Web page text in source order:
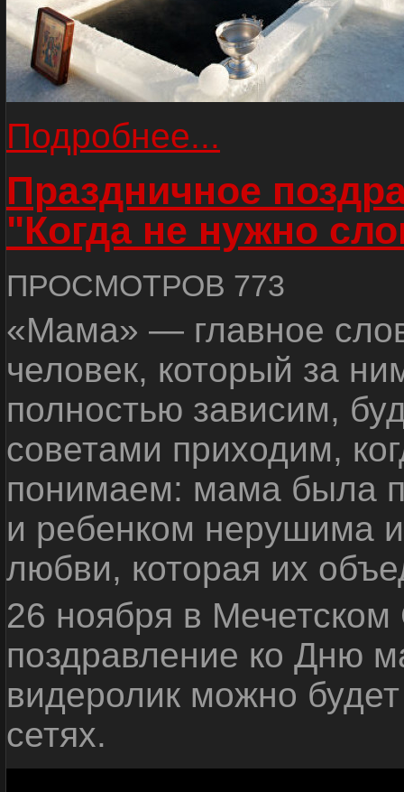
Подробнее...
Праздничное
"Когда не нужно
ПРОСМОТРОВ 773
«Мама» — главное
человек, который за
полностью зависим,
советами приходим,
понимаем: мама была
и ребенком нерушима
любви, которая их
26 ноября в
поздравление ко Дню
видеролик можно
сетях.